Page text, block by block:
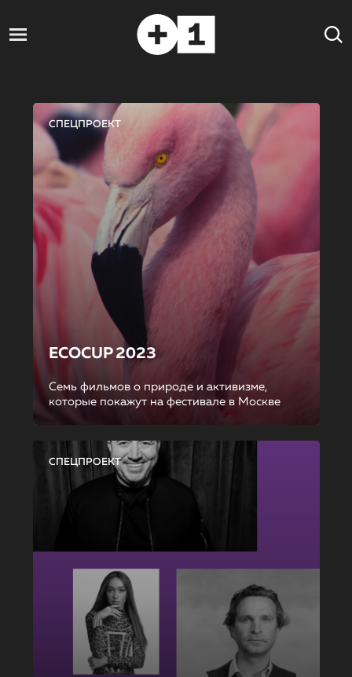
СПЕЦПРОЕКТ
ECOCUP 2023
Семь фильмов о природе и активизме,
которые покажут на фестивале в Москве
СПЕЦПРОЕКТ